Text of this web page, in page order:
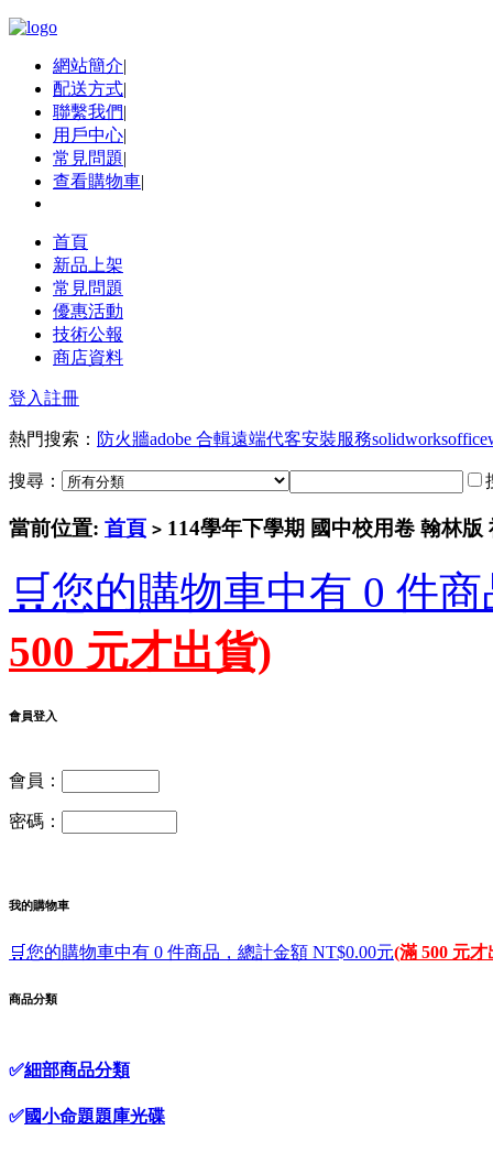
網站簡介|
配送方式|
聯繫我們|
用戶中心|
常見問題|
查看購物車|
首頁
新品上架
常見問題
優惠活動
技術公報
商店資料
登入註冊
熱門搜索： 防火牆adobe 合輯遠端代客安裝服務solidworksoffice
搜尋：
當前位置: 首頁 > 114學年下學期 國中校用卷 翰林
🛒您的購物車中有 0 件
500 元才出貨)
會員登入
會員：
密碼：
我的購物車
🛒您的購物車中有 0 件商品，總計金額 NT$0.00元(滿 500 元才
商品分類
✅細部商品分類
✅國小命題題庫光碟